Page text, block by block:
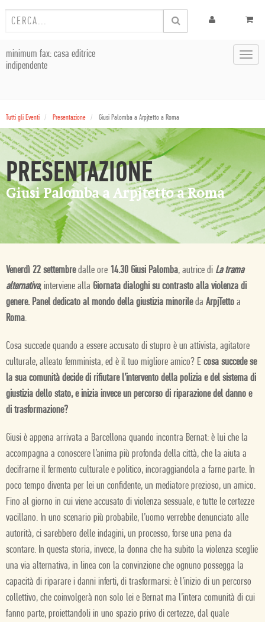
minimum fax: casa editrice
indipendente
Tutti gli Eventi Presentazione Giusi Palomba a Arpjtetto a Roma
PRESENTAZIONE
Giusi Palomba a Arpjtetto a Roma
Venerdì 22 settembredalle ore 14.30 Giusi Palomba, autrice di La trama
alternativa, interviene alla Giornata dialoghi su contrasto alla violenza di
genere. Panel dedicato al mondo della giustizia minorileda ArpjTetto a
Roma.
Cosa succede quando a essere accusato di stupro è un attivista, agitatore
culturale, alleato femminista, ed è il tuo migliore amico? E cosa succede se
la sua comunità decide di rifiutare l’intervento della polizia e del sistema di
giustizia dello stato, e inizia invece un percorso di riparazione del danno e
di trasformazione?
Giusi è appena arrivata a Barcellona quando incontra Bernat: è lui che la
accompagna a conoscere l’anima più profonda della città, che la aiuta a
decifrarne il fermento culturale e politico, incoraggiandola a farne parte. In
poco tempo diventa per lei un confidente, un mediatore prezioso, un amico.
Fino al giorno in cui viene accusato di violenza sessuale, e tutte le certezze
vacillano. In uno scenario più probabile, l’uomo verrebbe denunciato alle
autorità, ci sarebbero delle indagini, un processo, forse una pena da
scontare. In questa storia, invece, la donna che ha subito la violenza sceglie
una via alternativa, in linea con la convinzione che ognuno possegga la
capacità di riparare i danni inferti, di trasformarsi: è l’inizio di un percorso
collettivo, che coinvolgerà non solo lei e Bernat ma l’intera comunità di cui
fanno parte, proiettandoli in uno spazio privo di certezze, dal quale